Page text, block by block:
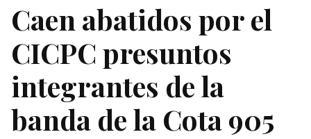
Caen abatidos por el
CICPC presuntos
integrantes de la
banda de la Cota 905